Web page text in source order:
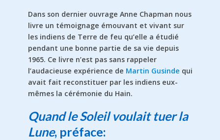
Dans son dernier ouvrage Anne Chapman nous
livre un témoignage émouvant et vivant sur
les indiens de Terre de feu qu’elle a étudié
pendant une bonne partie de sa vie depuis
1965. Ce livre n’est pas sans rappeler
l’audacieuse expérience de Martin Gusinde qui
avait fait reconstituer par les indiens eux-
mêmes la cérémonie du Hain.
Quand le Soleil voulait tuer la
Lune, préface: